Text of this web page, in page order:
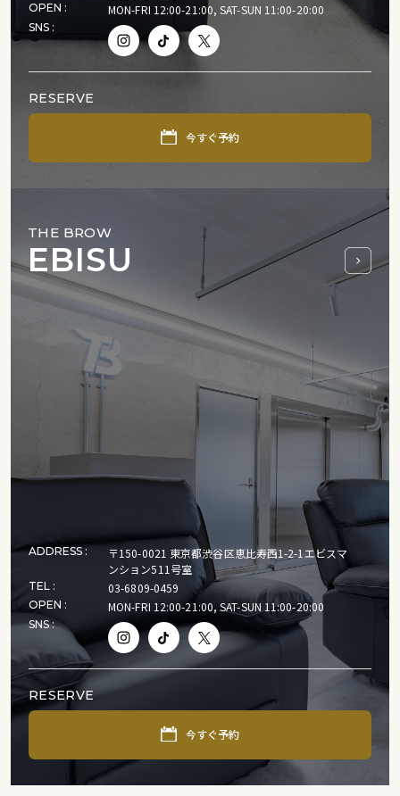
OPEN : MON-FRI 12:00-21:00, SAT-SUN 11:00-20:00
SNS :
RESERVE
今すぐ予約
THE BROW
EBISU
ADDRESS :
〒150-0021 東京都渋谷区恵比寿西1-2-1エビスマ
ンション511号室
TEL : 03-6809-0459
OPEN : MON-FRI 12:00-21:00, SAT-SUN 11:00-20:00
SNS :
RESERVE
今すぐ予約